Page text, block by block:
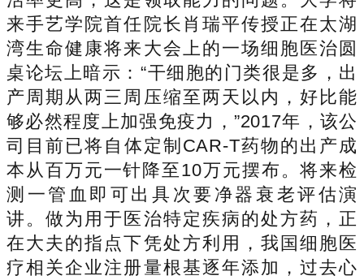
来手艺学院首任院长肖瑞平传授正在太湖
湾生命健康将来大会上的一场细胞医治圆
桌论坛上暗示：“干细胞的门类很是多，出
产周期从两三周压缩至两天以内，好比能
够必然程度上加强免疫力，”2017年，该公
司目前已将自体定制CAR-T药物的出产成
本从百万元一针降至10万元摆布。将来检
测一管血即可出具次要净器衰老评估演
讲。做为用于医治特定疾病的处方药，正
在大夫的指点下凭处方利用，我国细胞医
疗相关企业注册量根基逐年添加，过去心